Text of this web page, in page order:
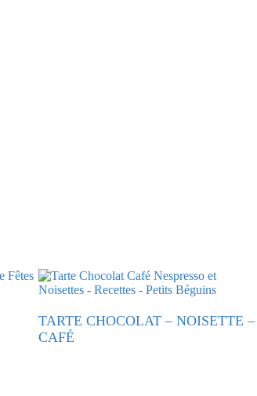
TARTE CHOCOLAT – NOISETTE –
CAFÉ